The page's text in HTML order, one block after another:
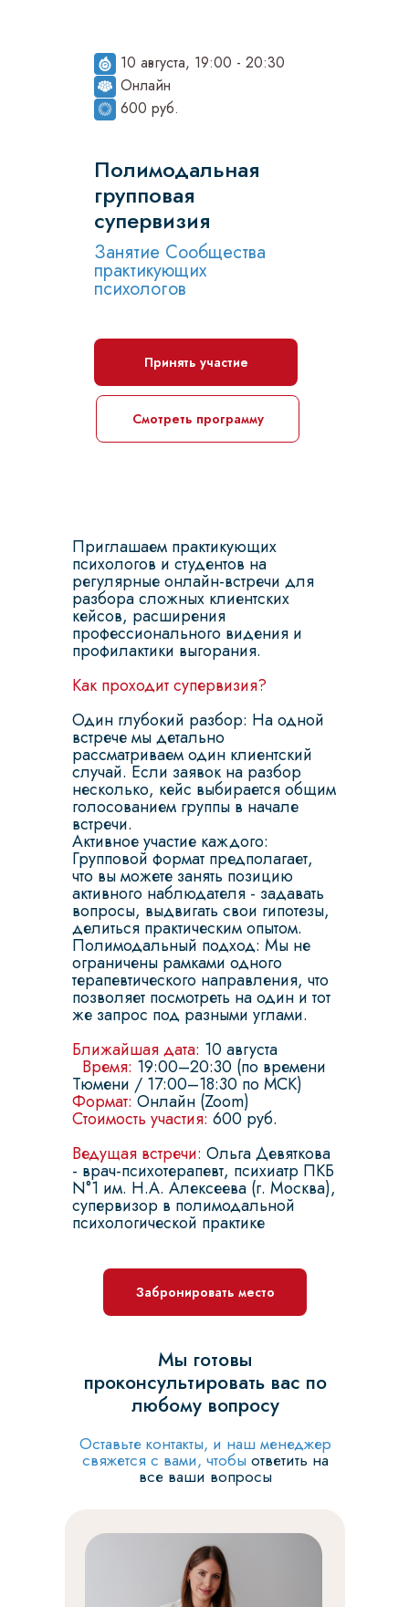
10 августа, 19:00 - 20:30
Онлайн
600 руб.
Полимодальная
групповая
супервизия
Занятие Сообщества
практикующих
психологов
Принять участие
Смотреть программу
Приглашаем практикующих
психологов и студентов на
регулярные онлайн-встречи для
разбора сложных клиентских
кейсов, расширения
профессионального видения и
профилактики выгорания.
Как проходит супервизия?
Один глубокий разбор: На одной
встрече мы детально
рассматриваем один клиентский
случай. Если заявок на разбор
несколько, кейс выбирается общим
голосованием группы в начале
встречи.
Активное участие каждого:
Групповой формат предполагает,
что вы можете занять позицию
активного наблюдателя - задавать
вопросы, выдвигать свои гипотезы,
делиться практическим опытом.
Полимодальный подход: Мы не
ограничены рамками одного
терапевтического направления, что
позволяет посмотреть на один и тот
же запрос под разными углами.
Ближайшая дата: 10 августа
Время: 19:00–20:30 (по времени
Тюмени / 17:00–18:30 по МСК)
Формат:Онлайн (Zoom)
Стоимость участия: 600 руб.
Ведущая встречи: Ольга Девяткова
- врач-психотерапевт, психиатр ПКБ
N°1 им. Н.А. Алексеева (г. Москва),
супервизор в полимодальной
психологической практике
Забронировать место
Мы готовы
проконсультировать вас по
любому вопросу
Оставьте контакты, и наш менеджер
свяжется с вами, чтобы ответить на
все ваши вопросы